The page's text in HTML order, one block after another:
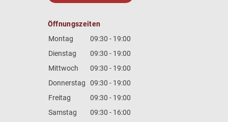
Öffnungszeiten
Montag
09:30 - 19:00
Dienstag
09:30 - 19:00
Mittwoch
09:30 - 19:00
Donnerstag
09:30 - 19:00
Freitag
09:30 - 19:00
Samstag
09:30 - 16:00